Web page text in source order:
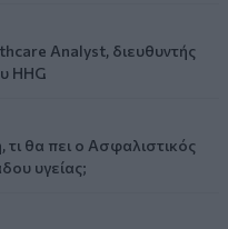
Analyst, διευθυντής
HHG
θα πει ο Ασφαλιστικός
υγείας;